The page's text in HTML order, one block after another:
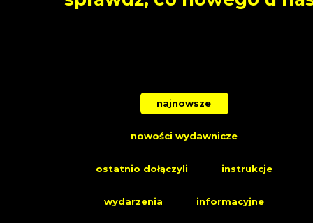
najnowsze
nowości wydawnicze
ostatnio dołączyli instrukcje
wydarzenia informacyjne